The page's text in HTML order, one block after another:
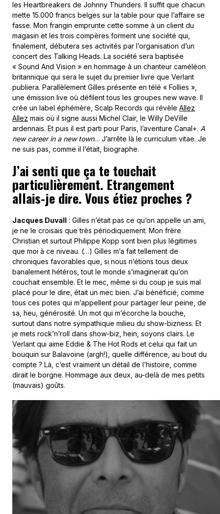
les Heartbreakers de Johnny Thunders. Il suffit que chacun
mette 15.000 francs belges sur la table pour que l’affaire se
fasse. Mon frangin emprunte cette somme à un client du
magasin et les trois compères forment une société qui,
finalement, débutera ses activités par l’organisation d’un
concert des Talking Heads. La société sera baptisée
« Sound And Vision » en hommage à un chanteur caméléon
britannique qui sera le sujet du premier livre que Verlant
publiera. Parallèlement Gilles présente en télé « Follies »,
une émission live où défilent tous les groupes new wave. Il
crée un label éphémère, Scalp Records qui révèle Allez
Allez mais où il signe aussi Michel Clair, le Willy DeVille
ardennais. Et puis il est parti pour Paris, l’aventure Canal+. A
new career in a new town… J’arrête là le curriculum vitae. Je
ne suis pas, comme il l’était, biographe.
J’ai senti que ça te touchait
particulièrement. Etrangement
allais-je dire. Vous étiez proches ?
Jacques Duvall
: Gilles n’était pas ce qu’on appelle un ami,
je ne le croisais que très périodiquement. Mon frère
Christian et surtout Philippe Kopp sont bien plus légitimes
que moi à ce niveau. (…) Gilles m’a fait tellement de
chroniques favorables que, si nous n’étions tous deux
banalement hétéros, tout le monde s’imaginerait qu’on
couchait ensemble. Et le mec, même si du coup je suis mal
placé pour le dire, était un mec bien. J’ai bénéficié, comme
tous ces potes qui m’appellent pour partager leur peine, de
sa, heu, générosité. Un mot qui m’écorche la bouche,
surtout dans notre sympathique milieu du show-bizness. Et
je mets rock’n’roll dans show-biz, hein, soyons clairs. Le
Verlant qui aime Eddie & The Hot Rods et celui qui fait un
bouquin sur Balavoine (argh!), quelle différence, au bout du
compte ? Là, c’est vraiment un détail de l’histoire, comme
dirait le borgne. Hommage aux deux, au-delà de mes petits
(mauvais) goûts.